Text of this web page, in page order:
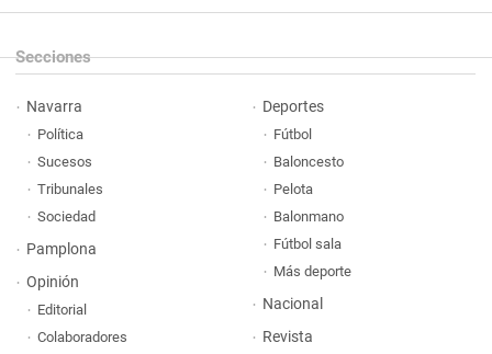
Secciones
Navarra
Política
Sucesos
Tribunales
Sociedad
Pamplona
Opinión
Editorial
Colaboradores
Deportes
Fútbol
Baloncesto
Pelota
Balonmano
Fútbol sala
Más deporte
Nacional
Revista